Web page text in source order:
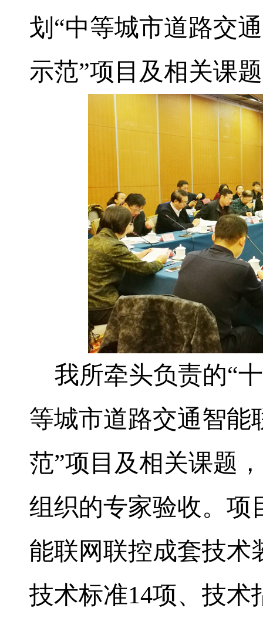
划“中等城市道路交
示范”项目及相关课
我所牵头负责的“
等城市道路交通智能
范”项目及相关课题
组织的专家验收。项
能联网联控成套技术
技术标准14项、技术